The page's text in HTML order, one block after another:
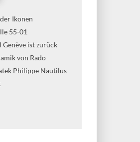
Ikonen
55-01
ist zurück
von Rado
Philippe Nautilus